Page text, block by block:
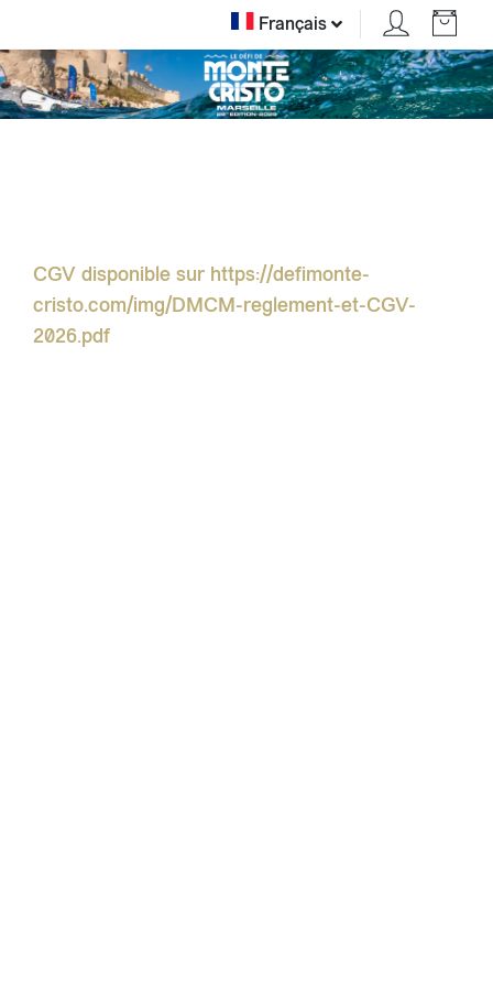
Français
CGV disponible sur https://defimonte-
cristo.com/img/DMCM-reglement-et-CGV-
2026.pdf